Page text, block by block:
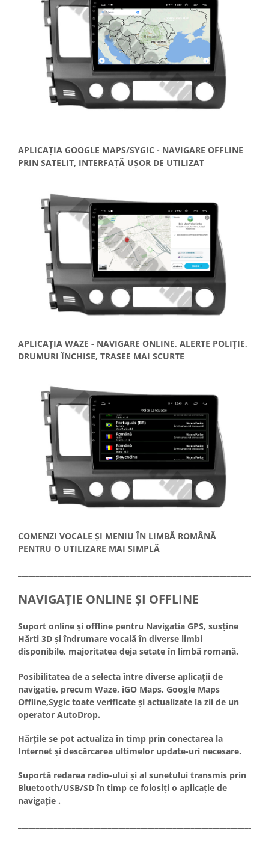
APLICAȚIA GOOGLE MAPS/SYGIC - NAVIGARE OFFLINE
PRIN SATELIT, INTERFAȚĂ UȘOR DE UTILIZAT
APLICAȚIA WAZE - NAVIGARE ONLINE, ALERTE POLIȚIE,
DRUMURI ÎNCHISE, TRASEE MAI SCURTE
COMENZI VOCALE ȘI MENIU ÎN LIMBĂ ROMÂNĂ
PENTRU O UTILIZARE MAI SIMPLĂ
NAVIGAȚIE ONLINE ȘI OFFLINE
Suport online și offline pentru Navigatia GPS, susține
Hărti 3D și îndrumare vocală în diverse limbi
disponibile, majoritatea deja setate în limbă romană.
Posibilitatea de a selecta între diverse aplicații de
navigatie, precum Waze, iGO Maps, Google Maps
Offline,Sygic toate verificate și actualizate la zii de un
operator AutoDrop.
Hărțile se pot actualiza în timp prin conectarea la
Internet și descărcarea ultimelor update-uri necesare.
Suportă redarea radio-ului și al sunetului transmis prin
Bluetooth/USB/SD în timp ce folosiți o aplicație de
navigație .